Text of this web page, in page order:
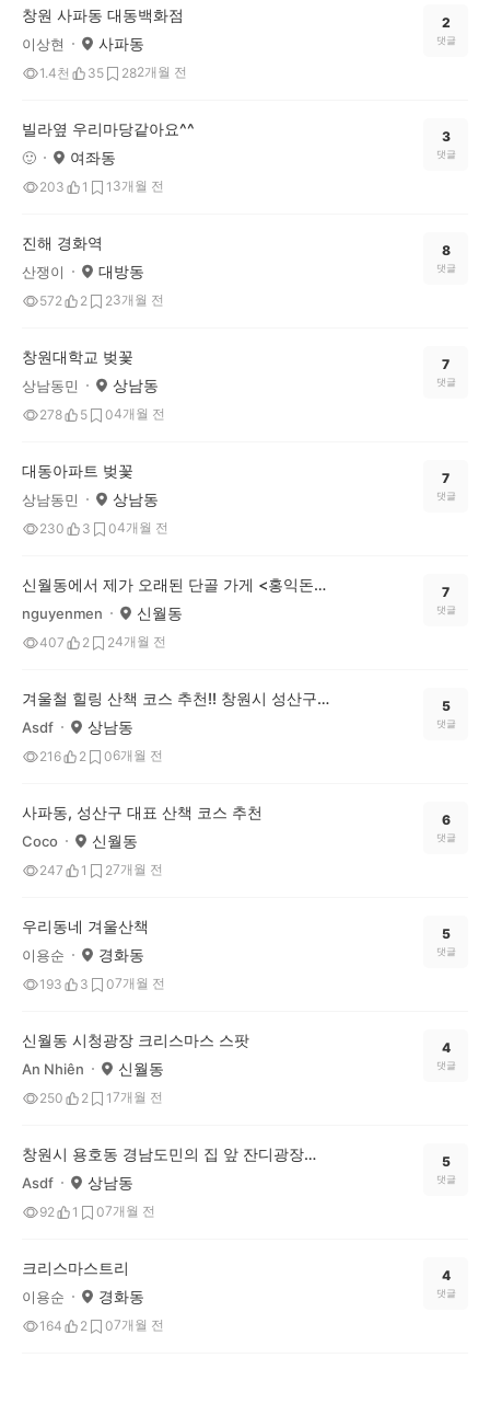
창원 사파동 대동백화점
이상현 사파동
1.4천 35 282개월 전
2
댓글
빌라옆 우리마당같아요^^
🙂 여좌동
203 1 1 3개월 전
3
댓글
진해 경화역
산쟁이 대방동
572 2 23개월 전
8
댓글
창원대학교 벚꽃
상남동민 상남동
278 5 04개월 전
7
댓글
대동아파트 벚꽃
상남동민 상남동
230 3 04개월 전
7
댓글
신월동에서 제가 오래된 단골 가게 <홍익돈까스>를 소개해 드릴게요.
nguyenmen 신월동
407 2 24개월 전
7
댓글
겨울철 힐링 산책 코스 추천!! 창원시 성산구 신월동 용지문화공원
Asdf 상남동
216 2 06개월 전
5
댓글
사파동, 성산구 대표 산책 코스 추천
Coco 신월동
247 1 27개월 전
6
댓글
우리동네 겨울산책
이용순 경화동
193 3 07개월 전
5
댓글
신월동 시청광장 크리스마스 스팟
An Nhiên 신월동
250 2 17개월 전
4
댓글
창원시 용호동 경남도민의 집 앞 잔디광장에 있는 크리스마스 포토 스팟을 소개합니다.
Asdf 상남동
92 1 07개월 전
5
댓글
크리스마스트리
이용순 경화동
164 2 07개월 전
4
댓글